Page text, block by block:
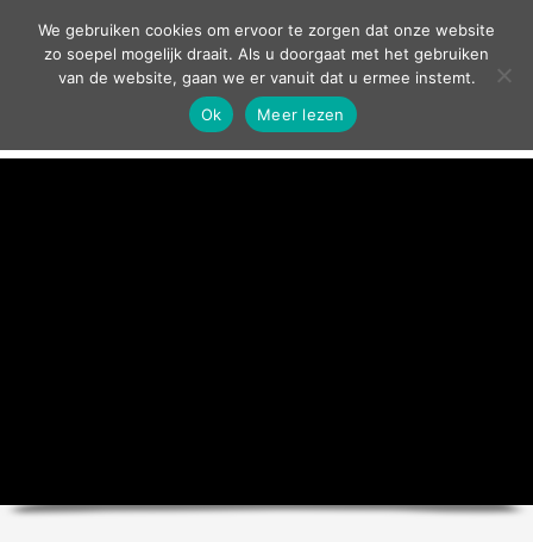
contact
We gebruiken cookies om ervoor te zorgen dat onze website
zo soepel mogelijk draait. Als u doorgaat met het gebruiken
van de website, gaan we er vanuit dat u ermee instemt.
Ok
Meer lezen